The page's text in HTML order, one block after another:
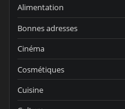
Alimentation
Bonnes adresses
Cinéma
Cosmétiques
Cuisine